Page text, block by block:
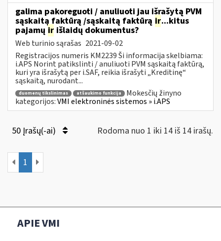
galima pakoreguoti / anuliuoti jau išrašytą PVM
sąskaitą faktūrą /sąskaitą faktūrą ir...kitus
pajamų ir išlaidų dokumentus?
Web turinio sąrašas 2021-09-02
Registracijos numeris KM2239 Ši informacija skelbiama:
i.APS Norint patikslinti / anuliuoti PVM sąskaitą faktūrą,
kuri yra išrašytą per i.SAF, reikia išrašyti „Kreditinę“
sąskaitą, nurodant...
duomenų tikslinimas atšaukimo funkcija
Mokesčių žinyno
kategorijos:VMI elektroninės sistemos » i.APS
50 Įrašų(-ai) Rodoma nuo 1 iki 14 iš 14 irašų.
1
APIE VMI